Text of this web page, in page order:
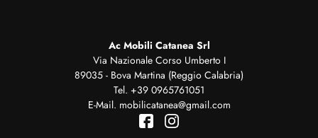
Ac Mobili Catanea Srl
Via Nazionale Corso Umberto I
89035 - Bova Martina (Reggio Calabria)
Tel. +39 0965761051
E-Mail. mobilicatanea@gmail.com